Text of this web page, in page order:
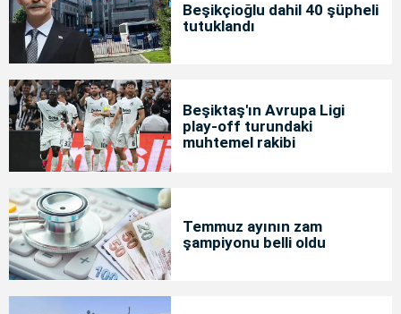
Beşikçioğlu dahil 40 şüpheli
tutuklandı
Beşiktaş'ın Avrupa Ligi
play-off turundaki
muhtemel rakibi
Temmuz ayının zam
şampiyonu belli oldu